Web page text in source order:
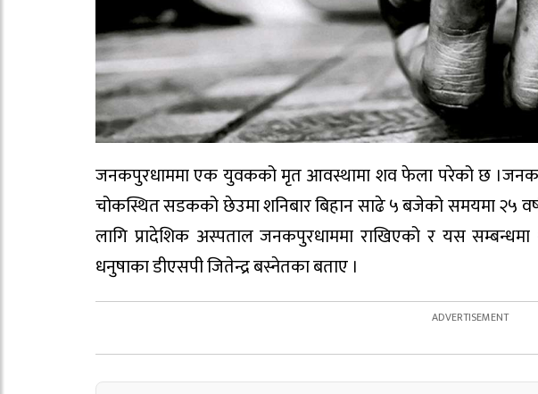
जनकपुरधाममा एक युवकको मृत आवस्थामा शव फेला परेको छ
चोकस्थित सडकको छेउमा शनिबार बिहान साढे ५ बजेको समयमा २५
लागि प्रादेशिक अस्पताल जनकपुरधाममा राखिएको र यस
धनुषाका डीएसपी जितेन्द्र बस्नेतका बताए ।